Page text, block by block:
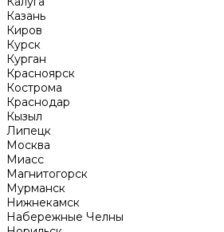
Казань
Киров
Курск
Курган
Красноярск
Кострома
Краснодар
Кызыл
Липецк
Москва
Миасс
Магнитогорск
Мурманск
Нижнекамск
Набережные Челны